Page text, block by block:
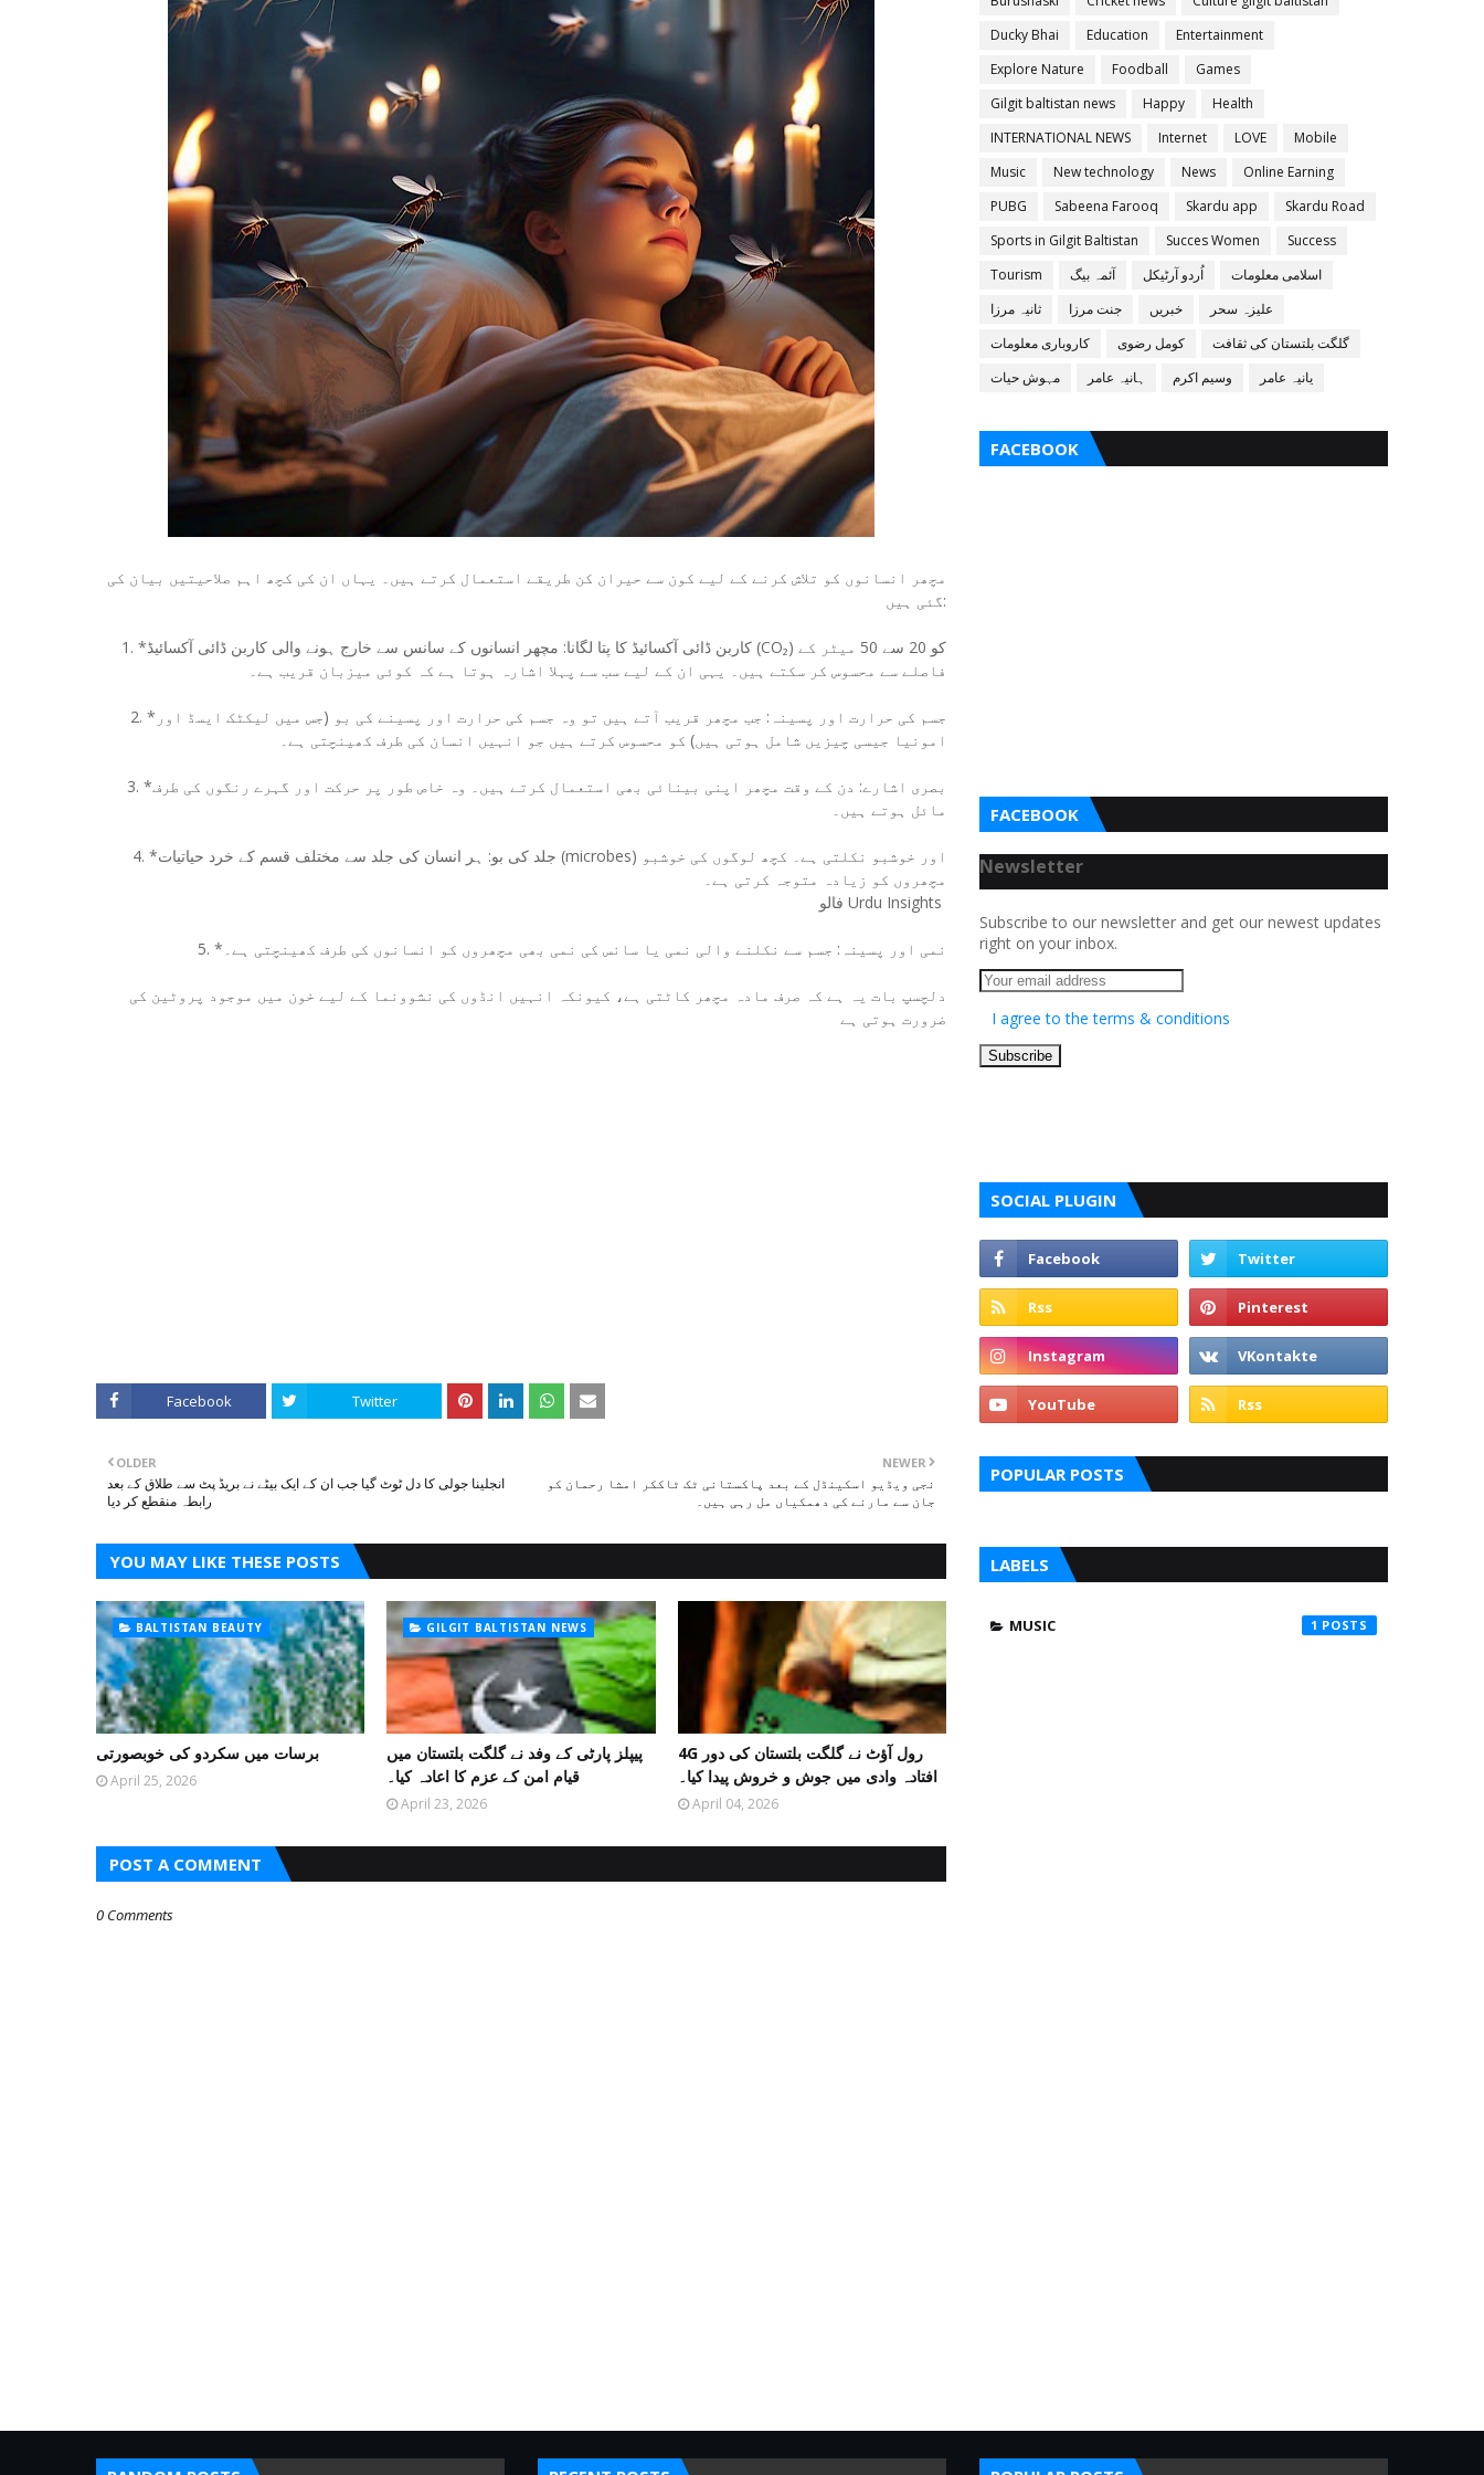
مچھر انسانوں کو تلاش کرنے کے لیے کون سے حیران کن طریقے استعمال کرتے ہیں۔ یہاں ان کی کچھ اہم صلاحیتیں بیان کی
گئی ہیں:
1. *کاربن ڈائی آکسائیڈ کا پتا لگانا: مچھر انسانوں کے سانس سے خارج ہونے والی کاربن ڈائی آکسائیڈ (CO₂) کو 20 سے 50 میٹر کے
فاصلے سے محسوس کر سکتے ہیں۔ یہی ان کے لیے سب سے پہلا اشارہ ہوتا ہے کہ کوئی میزبان قریب ہے۔
2. *جسم کی حرارت اور پسینہ: جب مچھر قریب آتے ہیں تو وہ جسم کی حرارت اور پسینے کی بو (جس میں لیکٹک ایسڈ اور
امونیا جیسی چیزیں شامل ہوتی ہیں) کو محسوس کرتے ہیں جو انہیں انسان کی طرف کھینچتی ہے۔
3. *بصری اشارے: دن کے وقت مچھر اپنی بینائی بھی استعمال کرتے ہیں۔ وہ خاص طور پر حرکت اور گہرے رنگوں کی طرف
مائل ہوتے ہیں۔
4. *جلد کی بو: ہر انسان کی جلد سے مختلف قسم کے خرد حیاتیات (microbes) اور خوشبو نکلتی ہے۔ کچھ لوگوں کی خوشبو
مچھروں کو زیادہ متوجہ کرتی ہے۔
فالو Urdu Insights
5. *نمی اور پسینہ: جسم سے نکلنے والی نمی یا سانس کی نمی بھی مچھروں کو انسانوں کی طرف کھینچتی ہے۔
دلچسپ بات یہ ہے کہ صرف مادہ مچھر کاٹتی ہے، کیونکہ انہیں انڈوں کی نشوونما کے لیے خون میں موجود پروٹین کی
ضرورت ہوتی ہے
Facebook Twitter
NEWER
نجی ویڈیو اسکینڈل کے بعد پاکستانی ٹک ٹاککر امشا رحمان کو
جان سے مارنے کی دھمکیاں مل رہی ہیں۔
OLDER
انجلینا جولی کا دل ٹوٹ گیا جب ان کے ایک بیٹے نے بریڈ پٹ سے طلاق کے بعد
رابطہ منقطع کر دیا
YOU MAY LIKE THESE POSTS
BALTISTAN BEAUTY
برسات میں سکردو کی خوبصورتی
April 25, 2026
GILGIT BALTISTAN NEWS
پیپلز پارٹی کے وفد نے گلگت بلتستان میں
قیام امن کے عزم کا اعادہ کیا۔
April 23, 2026
4G رول آؤٹ نے گلگت بلتستان کی دور
افتادہ وادی میں جوش و خروش پیدا کیا۔
April 04, 2026
POST A COMMENT
0 Comments
Ducky Bhai
Education
Entertainment
Explore Nature
Foodball
Games
Gilgit baltistan news
Happy
Health
INTERNATIONAL NEWS
Internet LOVE
Mobile
Music
New technology News
Online Earning
PUBG
Sabeena Farooq Skardu app
Skardu Road
Sports in Gilgit Baltistan
Succes Women
Success
Tourism
آئمہ بیگ اُردو آرٹیکل
اسلامی معلومات
ثانیہ مرزا
جنت مرزا خبریں
علیزہ سحر
کاروباری معلومات
کومل رضوی
گلگت بلتستان کی ثقافت
مہوش حیات
ہانیہ عامر وسیم اکرم یانیہ عامر
FACEBOOK
FACEBOOK
Newsletter
Subscribe to our newsletter and get our newest updates
right on your inbox.
I agree to the terms & conditions
SOCIAL PLUGIN
POPULAR POSTS
LABELS
MUSIC 1